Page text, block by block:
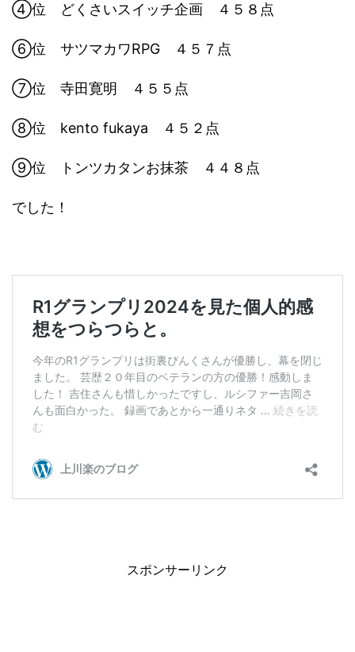
④位 どくさいスイッチ企画 ４５８点
⑥位 サツマカワRPG ４５７点
⑦位 寺田寛明 ４５５点
⑧位 kento fukaya ４５２点
⑨位 トンツカタンお抹茶 ４４８点
でした！
スポンサーリンク